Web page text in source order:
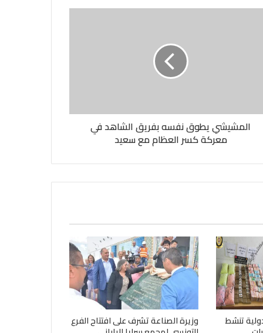
المشيشي يطوق نفسه بفريق الشاهد في
معركة كسر العظام مع سعيد
تنشط وزيرة الصناعة تشرف على افتتاح الفرع